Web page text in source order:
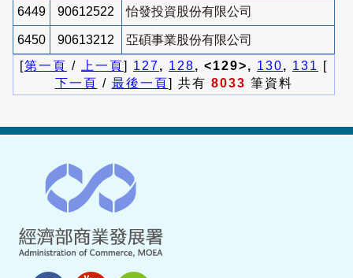
6449 90612522 怡發投資股份有限公司
6450 90613212
亞碩事業股份有限公司
[第一頁 / 上一頁] 127, 128, <129>, 130, 131
[
下一頁 / 最後一頁] 共有 8033 筆資料